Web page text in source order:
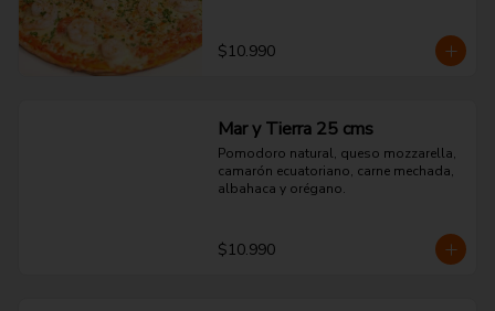
$10.990
Mar y Tierra 25 cms
Pomodoro natural, queso mozzarella,
camarón ecuatoriano, carne mechada,
albahaca y orégano.
$10.990